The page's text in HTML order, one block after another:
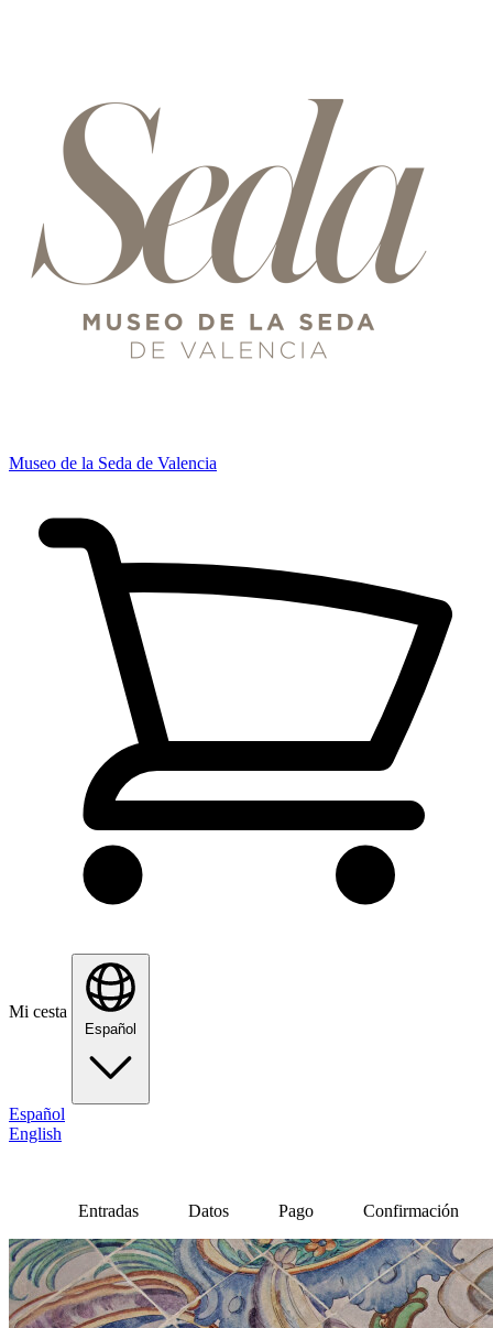
Museo de la Seda de Valencia
Mi cesta
Español
Español
English
Entradas Datos Pago Confirmación